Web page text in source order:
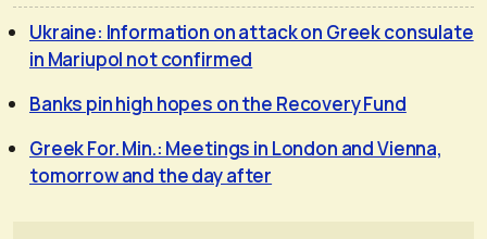
Ukraine: Information on attack on Greek consulate
in Mariupol not confirmed
Banks pin high hopes on the Recovery Fund
Greek For. Min.: Meetings in London and Vienna,
tomorrow and the day after